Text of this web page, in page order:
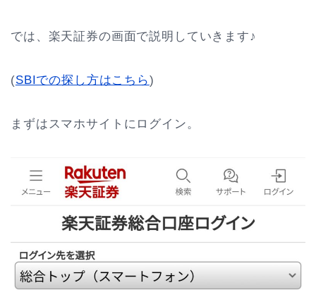
では、楽天証券の画面で説明していきます♪
(SBIでの探し方はこちら)
まずはスマホサイトにログイン。